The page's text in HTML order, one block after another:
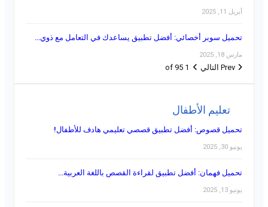
أبريل 11, 2025
تحميل سوبر أخصائي: أفضل تطبيق يساعدك في التعامل مع ذوي…
مارس 18, 2025
Prev التالي 1 of 95
تعليم الأطفال
تحميل قصوص: أفضل تطبيق قصصي تعليمي هادف للأطفال!
يونيو 30, 2025
تحميل فهمان: أفضل تطبيق لقراءة القصص باللغة العربية…
يونيو 13, 2025